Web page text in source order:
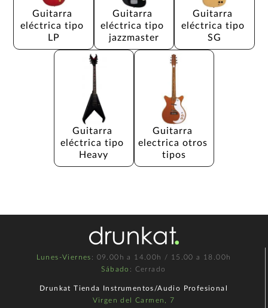
Guitarra
eléctrica tipo
LP
Guitarra
eléctrica tipo
jazzmaster
Guitarra
eléctrica tipo
SG
Guitarra
eléctrica tipo
Heavy
Guitarra
electrica otros
tipos
Lunes-Viernes : 09.00h a 14.00h / 15.00 a 18.00h
Sábado : Cerrado
Drunkat Tienda Instrumentos/Audio Profesional
Virgen del Carmen, 7